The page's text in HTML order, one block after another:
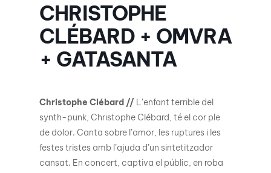
CHRISTOPHE
CLÉBARD + OMVRA
+ GATASANTA
Christophe Clébard // L’enfant terrible del
synth-punk, Christophe Clébard, té el cor ple
de dolor. Canta sobre l’amor, les ruptures i les
festes tristes amb l’ajuda d’un sintetitzador
cansat. En concert, captiva el públic, en roba